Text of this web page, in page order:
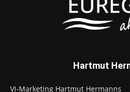
Hartmut
VI-Marketing Hartmut Hermanns